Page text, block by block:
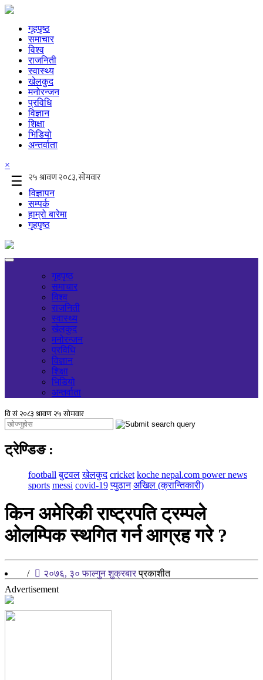
गृहपृष्ठ
समाचार
विश्व
राजनिती
स्वास्थ्य
खेलकुद
मनोरन्जन
प्रविधि
विज्ञान
शिक्षा
भिडियो
अन्तर्वाता
×
☰
विज्ञापन
सम्पर्क
हाम्रो बारेमा
गृहपृष्ठ
गृहपृष्ठ
समाचार
विश्व
राजनिती
स्वास्थ्य
खेलकुद
मनोरन्जन
प्रविधि
विज्ञान
शिक्षा
भिडियो
अन्तर्वाता
ट्रेण्डिङ :
football बुटवल खेलकुद cricket koche nepal.com power news
sports messi covid-19 प्युठान अखिल (क्रान्तिकारी)
किन अमेरिकी राष्ट्रपति ट्रम्पले
ओलम्पिक स्थगित गर्न आग्रह गरे ?
/ २०७६, ३० फाल्गुन शुक्रबारप्रकाशीत
Advertisement